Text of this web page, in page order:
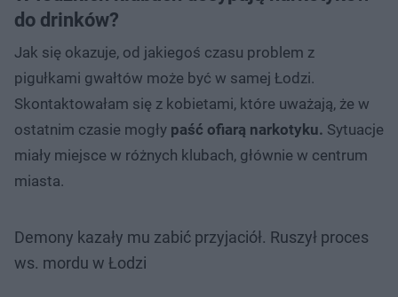
do drinków?
Jak się okazuje, od jakiegoś czasu problem z
pigułkami gwałtów może być w samej Łodzi.
Skontaktowałam się z kobietami, które uważają, że w
ostatnim czasie mogły paść ofiarą narkotyku. Sytuacje
miały miejsce w różnych klubach, głównie w centrum
miasta.
Demony kazały mu zabić przyjaciół. Ruszył proces
ws. mordu w Łodzi